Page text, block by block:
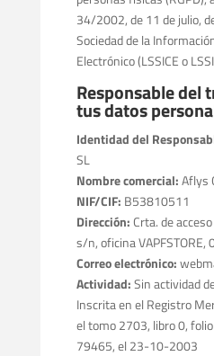
34/2002, de 11 de julio,
Sociedad de la
Electrónico (LSSICE o
Responsable del
tus datos
Identidad del
SL
Nombre comercial:Aflys
NIF/CIF: B53810511
Dirección:Crta. de
s/n, oficina
Correo electrónico:
Actividad:Sin actividad
Inscrita en el Registro
el tomo 2703, libro 0,
79465, el 23-10-2003